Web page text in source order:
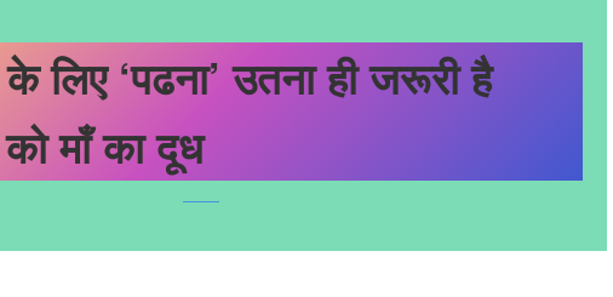
लिए ‘पढना’ उतना ही जरूरी है
माँ का दूध